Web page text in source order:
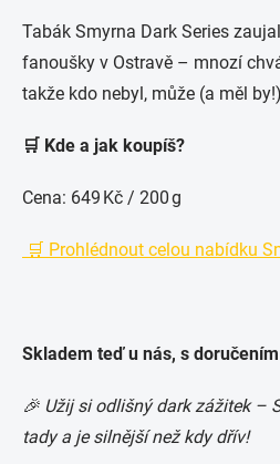
Tabák Smyrna Dark Series
fanoušky v Ostravě – mnozí
takže kdo nebyl, může (a měl
🛒 Kde a jak koupíš?
Cena: 649 Kč / 200 g
🛒 Prohlédnout celou nabídku
Skladem teď u nás, s
🎉 Užij si odlišný dark zážitek –
tady a je silnější než kdy dřív!